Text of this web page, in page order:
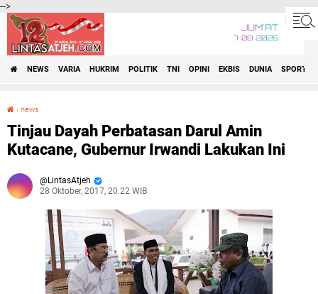
-->
JUM'AT
7•08•2026
NEWS VARIA HUKRIM POLITIK TNI OPINI EKBIS DUNIA SPORT
› news
Tinjau Dayah Perbatasan Darul Amin
Kutacane, Gubernur Irwandi Lakukan Ini
LintasAtjeh
28 Oktober, 2017, 20.22 WIB